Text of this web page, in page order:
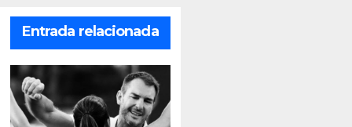
Entrada relacionada